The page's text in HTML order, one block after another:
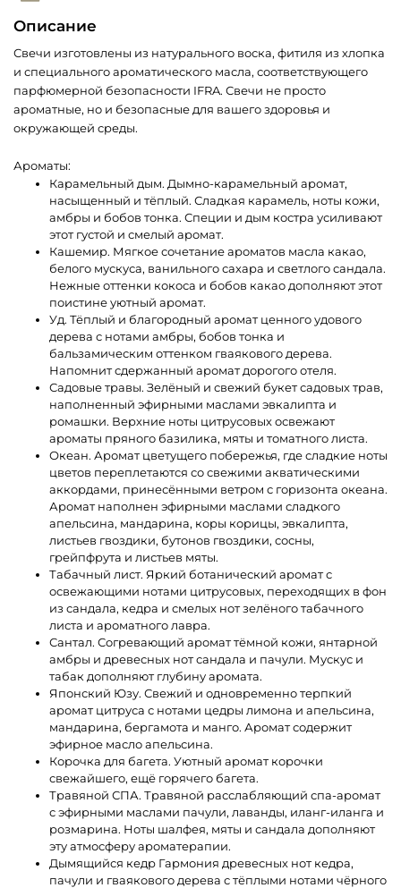
Описание
Свечи изготовлены из натурального воска, фитиля из хлопка
и специального ароматического масла, соответствующего
парфюмерной безопасности IFRA. Свечи не просто
ароматные, но и безопасные для вашего здоровья и
окружающей среды.
Ароматы:
Карамельный дым. Дымно-карамельный аромат,
насыщенный и тёплый. Сладкая карамель, ноты кожи,
амбры и бобов тонка. Специи и дым костра усиливают
этот густой и смелый аромат.
Кашемир. Мягкое сочетание ароматов масла какао,
белого мускуса, ванильного сахара и светлого сандала.
Нежные оттенки кокоса и бобов какао дополняют этот
поистине уютный аромат.
Уд. Тёплый и благородный аромат ценного удового
дерева с нотами амбры, бобов тонка и
бальзамическим оттенком гваякового дерева.
Напомнит сдержанный аромат дорогого отеля.
Садовые травы. Зелёный и свежий букет садовых трав,
наполненный эфирными маслами эвкалипта и
ромашки. Верхние ноты цитрусовых освежают
ароматы пряного базилика, мяты и томатного листа.
Океан. Аромат цветущего побережья, где сладкие ноты
цветов переплетаются со свежими акватическими
аккордами, принесёнными ветром с горизонта океана.
Аромат наполнен эфирными маслами сладкого
апельсина, мандарина, коры корицы, эвкалипта,
листьев гвоздики, бутонов гвоздики, сосны,
грейпфрута и листьев мяты.
Табачный лист. Яркий ботанический аромат с
освежающими нотами цитрусовых, переходящих в фон
из сандала, кедра и смелых нот зелёного табачного
листа и ароматного лавра.
Сантал. Согревающий аромат тёмной кожи, янтарной
амбры и древесных нот сандала и пачули. Мускус и
табак дополняют глубину аромата.
Японский Юзу. Свежий и одновременно терпкий
аромат цитруса с нотами цедры лимона и апельсина,
мандарина, бергамота и манго. Аромат содержит
эфирное масло апельсина.
Корочка для багета. Уютный аромат корочки
свежайшего, ещё горячего багета.
Травяной СПА. Травяной расслабляющий спа-аромат
с эфирными маслами пачули, лаванды, иланг-иланга и
розмарина. Ноты шалфея, мяты и сандала дополняют
эту атмосферу ароматерапии.
Дымящийся кедр Гармония древесных нот кедра,
пачули и гваякового дерева с тёплыми нотами чёрного